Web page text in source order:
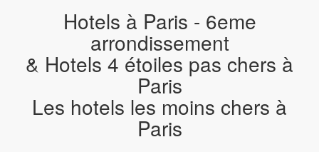
Hotels à Paris - 6eme
arrondissement
& Hotels 4 étoiles pas chers à
Paris
Les hotels les moins chers à
Paris